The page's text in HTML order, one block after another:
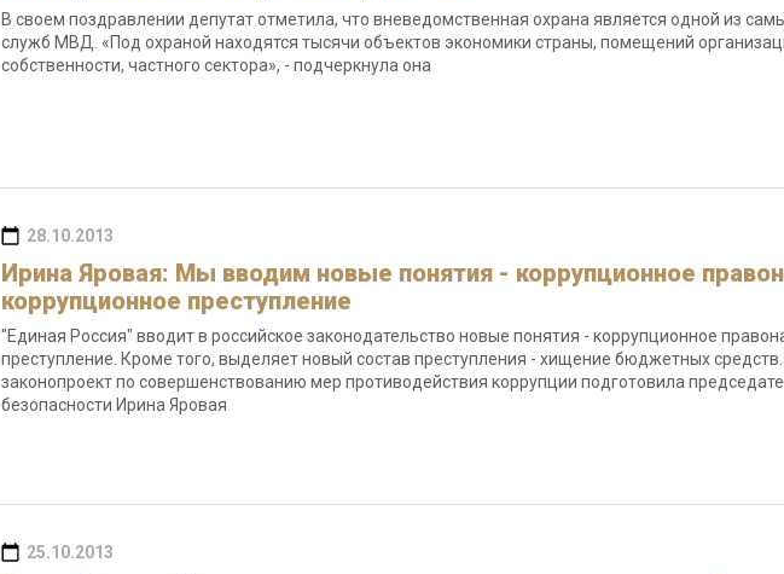
В своем поздравлении депутат отметила, что вневедомственная охрана является одной из
служб МВД. «Под охраной находятся тысячи объектов экономики страны, помещений
собственности, частного сектора», - подчеркнула она
28.10.2013
Ирина Яровая: Мы вводим новые понятия - коррупционное
коррупционное преступление
"Единая Россия" вводит в российское законодательство новые понятия - коррупционное
преступление. Кроме того, выделяет новый состав преступления - хищение бюджетных
законопроект по совершенствованию мер противодействия коррупции подготовила
безопасности Ирина Яровая
25.10.2013